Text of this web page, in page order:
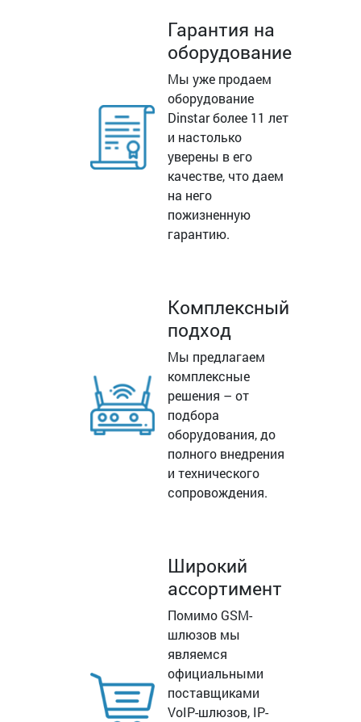
Гарантия на
оборудование
Мы уже продаем
оборудование
Dinstar более 11 лет
и настолько
уверены в его
качестве, что даем
на него
пожизненную
гарантию.
Комплексный
подход
Мы предлагаем
комплексные
решения – от
подбора
оборудования, до
полного внедрения
и технического
сопровождения.
Широкий
ассортимент
Помимо GSM-
шлюзов мы
являемся
официальными
поставщиками
VoIP-шлюзов, IP-